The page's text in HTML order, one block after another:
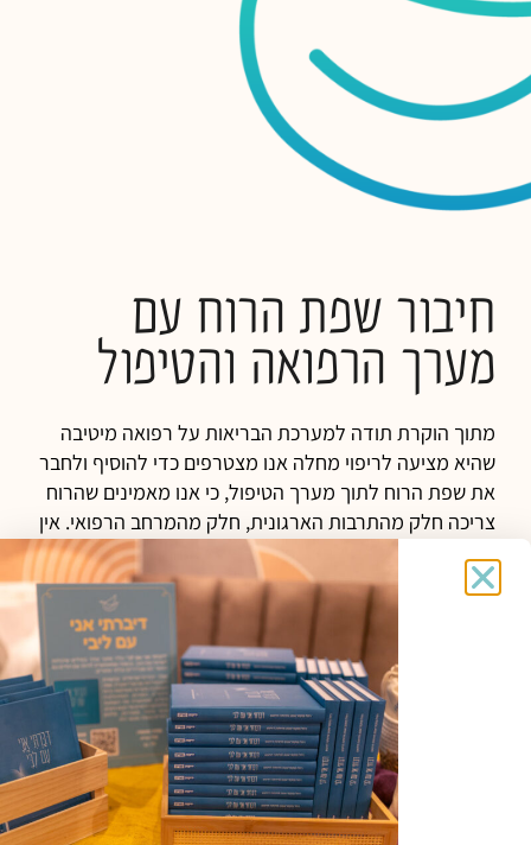
חיבור שפת הרוח עם
מערך הרפואה והטיפול
מתוך הוקרת תודה למערכת הבריאות על רפואה מיטיבה
שהיא מציעה לריפוי מחלה אנו מצטרפים כדי להוסיף ולחבר
את שפת הרוח לתוך מערך הטיפול, כי אנו מאמינים שהרוח
צריכה חלק מהתרבות הארגונית, חלק מהמרחב הרפואי. אין
היא שפה פרטית שמדברים בה רק בבית או בקהילה, אלא
מתאימה לכל מרחב אנושי, בוודאי כזה שסוגיות של סבל,
קושי וריפוי מצויות בו מידי יום.